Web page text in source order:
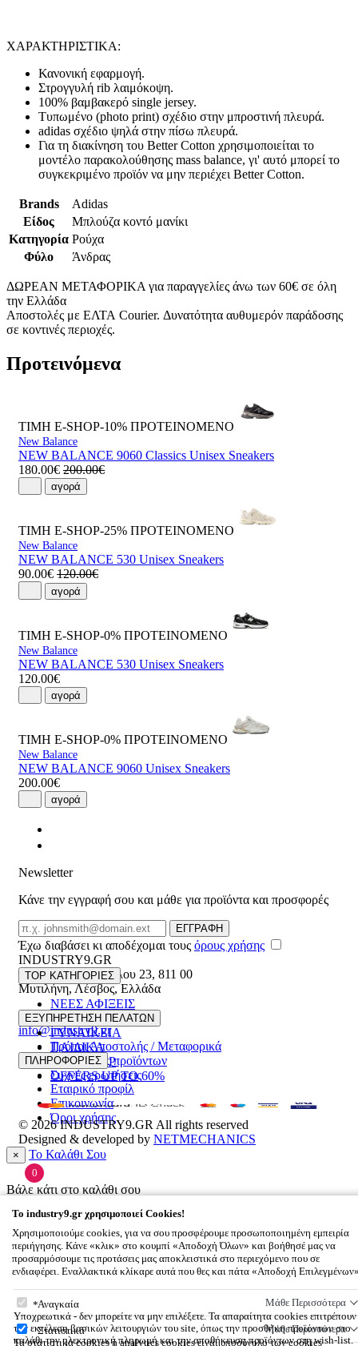
ΧΑΡΑΚΤΗΡΙΣΤΙΚΑ:
Κανονική εφαρμογή.
Στρογγυλή rib λαιμόκοψη.
100% βαμβακερό single jersey.
Τυπωμένο (photo print) σχέδιο στην μπροστινή πλευρά.
adidas σχέδιο ψηλά στην πίσω πλευρά.
Για τη διακίνηση του Better Cotton χρησιμοποιείται το
μοντέλο παρακολούθησης mass balance, γι' αυτό μπορεί το
συγκεκριμένο προϊόν να μην περιέχει Better Cotton.
Brands
Adidas
Είδος
Μπλούζα κοντό μανίκι
Κατηγορία Ρούχα
Φύλο
Άνδρας
ΔΩΡΕΑΝ ΜΕΤΑΦΟΡΙΚΑ για παραγγελίες άνω των 60€ σε όλη
την Ελλάδα
Αποστολές με ΕΛΤΑ Courier. Δυνατότητα αυθυμερόν παράδοσης
σε κοντινές περιοχές.
Προτεινόμενα
ΤΙΜΗ E-SHOP-10% ΠΡΟΤΕΙΝΟΜΕΝΟ
New Balance
NEW BALANCE 9060 Classics Unisex Sneakers
180.00€ 200.00€
αγορά
ΤΙΜΗ E-SHOP-25% ΠΡΟΤΕΙΝΟΜΕΝΟ
New Balance
NEW BALANCE 530 Unisex Sneakers
90.00€ 120.00€
αγορά
ΤΙΜΗ E-SHOP-0% ΠΡΟΤΕΙΝΟΜΕΝΟ
New Balance
NEW BALANCE 530 Unisex Sneakers
120.00€
αγορά
ΤΙΜΗ E-SHOP-0% ΠΡΟΤΕΙΝΟΜΕΝΟ
New Balance
NEW BALANCE 9060 Unisex Sneakers
200.00€
αγορά
Newsletter
Κάνε την εγγραφή σου και μάθε για προϊόντα και προσφορές
Email
ΕΓΓΡΑΦΗ
Έχω διαβάσει κι αποδέχομαι τους όρους χρήσης
INDUSTRY9.GR
Ελευθέριου Βενιζέλου 23, 811 00
Μυτιλήνη,Λέσβος,Ελλάδα
22510 55629
info@industry9.gr
TOP ΚΑΤΗΓΟΡΙΕΣ
ΝΕΕΣ ΑΦΙΞΕΙΣ
ΑΝΔΡΙΚΑ
ΓΥΝΑΙΚΕΙΑ
ΠΑΙΔΙΚΑ
ΑΞΕΣΟΥΑΡ
OFFERS UP TO 60%
ΕΞΥΠΗΡΕΤΗΣΗ ΠΕΛΑΤΩΝ
Τρόποι Αποστολής / Μεταφορικά
Επιστροφές προϊόντων
Συχνές ερωτήσεις
ΠΛΗΡΟΦΟΡΙΕΣ
Εταιρικό προφίλ
Επικοινωνία
Όροι χρήσης
© 2026INDUSTRY9.GR All rights reserved
Designed & developed by NETMECHANICS
× Το Καλάθι Σου
0
Βάλε κάτι στο καλάθι σου
To industry9.gr χρησιμοποιεί Cookies!
Χρησιμοποιούμε cookies, για να σου προσφέρουμε προσωποποιημένη εμπειρία
περιήγησης. Κάνε «κλικ» στο κουμπί «Αποδοχή Όλων» και βοήθησέ μας να
προσαρμόσουμε τις προτάσεις μας αποκλειστικά στο περιεχόμενο που σε
ενδιαφέρει. Εναλλακτικά κλίκαρε αυτά που θες και πάτα «Αποδοχή
To
Αναγκαία Μάθε Περισσότερα
Υποχρεωτικά - δεν μπορείτε να μην επιλέξετε. Τα απαραίτητα cookies επιτρέπουν
την εκτέλεση βασικών λειτουργιών του site, όπως την προσθήκη προϊόντων στο
καλάθι την ηλεκτρονική πληρωμή και την αποθήκευση προϊόντων στη wish-list.
Στατιστικά Μάθε Περισσότερα
Τα στατιστικά cookies ή analytics cookies είναι υποσύνολο των cookies